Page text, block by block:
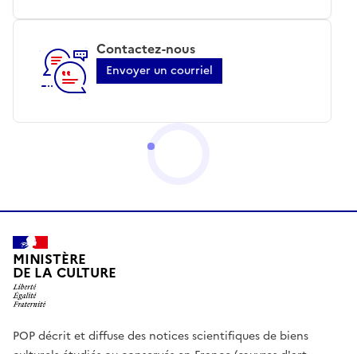
Contactez-nous
Envoyer un courriel
MINISTÈRE
DE LA CULTURE
POP décrit et diffuse des notices scientifiques de biens